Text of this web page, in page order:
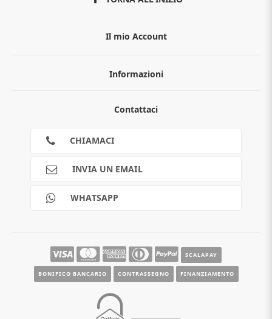
Il mio Account
Informazioni
Guida all'acquisto
Scalapay
Contattaci
CHIAMACI
INVIA UN EMAIL
WHATSAPP
SCALAPAY
BONIFICO BANCARIO CONTRASSEGNO FINANZIAMENTO